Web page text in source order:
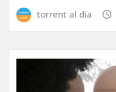
torrent al dia